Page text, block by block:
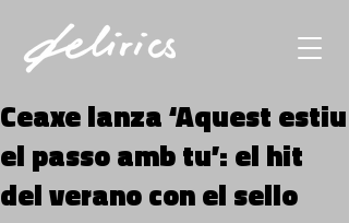
Ceaxe lanza ‘Aquest estiu
el passo amb tu’: el hit
del verano con el sello